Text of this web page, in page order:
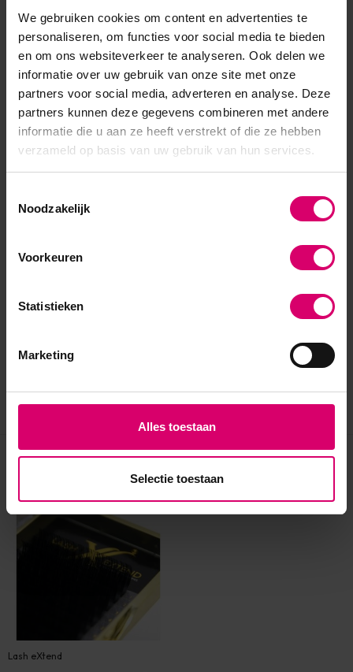
We gebruiken cookies om content en advertenties te
personaliseren, om functies voor social media te bieden
en om ons websiteverkeer te analyseren. Ook delen we
informatie over uw gebruik van onze site met onze
partners voor social media, adverteren en analyse. Deze
partners kunnen deze gegevens combineren met andere
informatie die u aan ze heeft verstrekt of die ze hebben
verzameld op basis van uw gebruik van hun services.
Noodzakelijk
Voorkeuren
Statistieken
Marketing
Alles toestaan
Selectie toestaan
Product specificaties
Artikelnummer 31227
SKU 561156
Lash eXtend